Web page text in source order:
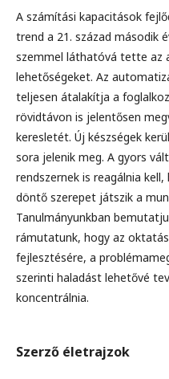
A számítási kapacitások
trend a 21. század második
szemmel láthatóvá tette az
lehetőségeket. Az
teljesen átalakítja a
rövidtávon is jelentősen
keresletét. Új készségek
sora jelenik meg. A gyors
rendszernek is reagálnia
döntő szerepet játszik a
Tanulmányunkban
rámutatunk, hogy az
fejlesztésére, a
szerinti haladást lehetővé
koncentrálnia.
Szerző életrajzok